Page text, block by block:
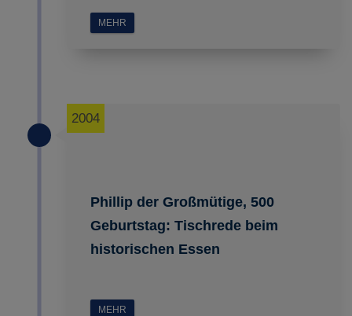
MEHR
Phillip der Großmütige, 500
Geburtstag: Tischrede beim
historischen Essen
2004
MEHR